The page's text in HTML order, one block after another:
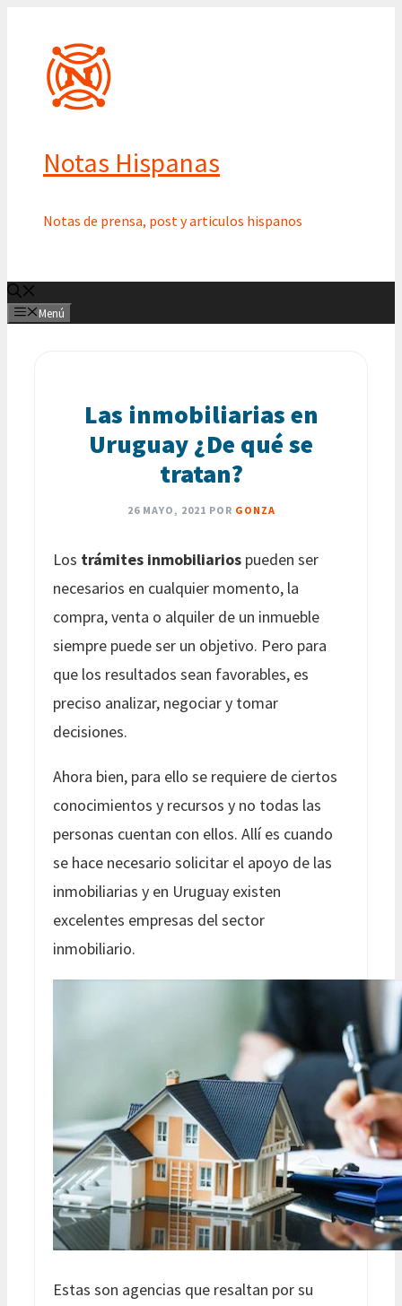
contenido
Notas Hispanas
Notas de prensa, post y articulos hispanos
Menú
Las inmobiliarias en
Uruguay ¿De qué se
tratan?
26 MAYO, 2021 POR GONZA
Los trámites inmobiliarios pueden ser
necesarios en cualquier momento, la
compra, venta o alquiler de un inmueble
siempre puede ser un objetivo. Pero para
que los resultados sean favorables, es
preciso analizar, negociar y tomar
decisiones.
Ahora bien, para ello se requiere de ciertos
conocimientos y recursos y no todas las
personas cuentan con ellos. Allí es cuando
se hace necesario solicitar el apoyo de las
inmobiliarias y en Uruguay existen
excelentes empresas del sector
inmobiliario.
Estas son agencias que resaltan por su